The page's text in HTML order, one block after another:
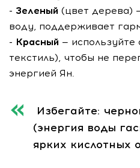
- Зеленый (цвет дерева)
воду, поддерживает
- Красный — используйте
текстиль), чтобы не
энергией Ян.
Избегайте:
(энергия воды
ярких кислотных